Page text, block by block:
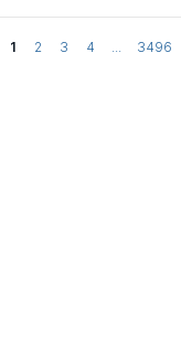
1 2 3 4 ... 3496